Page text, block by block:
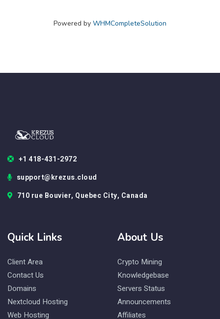
Powered by WHMCompleteSolution
+1 418-431-2972
support@krezus.cloud
710 rue Bouvier, Quebec City, Canada
Quick Links
Client Area
Contact Us
Domains
Nextcloud Hosting
Web Hosting
About Us
Crypto Mining
Knowledgebase
Servers Status
Announcements
Affiliates